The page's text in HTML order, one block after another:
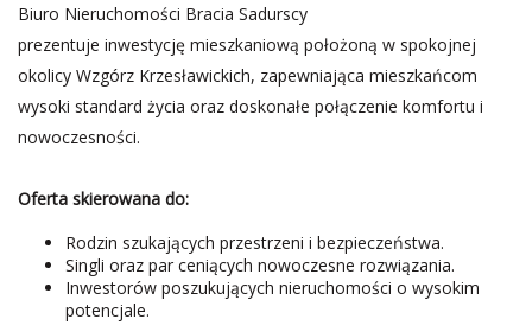
Biuro Nieruchomości Bracia Sadurscy
prezentuje inwestycję mieszkaniową położoną w spokojnej
okolicy Wzgórz Krzesławickich, zapewniająca mieszkańcom
wysoki standard życia oraz doskonałe połączenie komfortu i
nowoczesności.
Oferta skierowana do:
Rodzin szukających przestrzeni i bezpieczeństwa.
Singli oraz par ceniących nowoczesne rozwiązania.
Inwestorów poszukujących nieruchomości o wysokim
potencjale.